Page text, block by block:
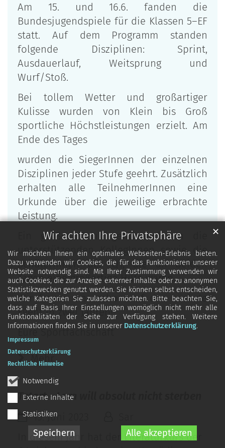
Wir achten Ihre Privatsphäre
Wir möchten Ihnen ein optimales Webseiten-Erlebnis bieten.
Dazu verwenden wir Cookies, die für das Funktionieren unserer
Website notwendig sind. Mit Ihrer Zustimmung verwenden wir
auch Cookies, die zur Anzeige externer Inhalte oder zu anonymen
Statistikzwecken genutzt werden. Sie können selbst entscheiden,
welche Kategorien Sie zulassen möchten. Bitte beachten Sie,
dass auf Basis Ihrer Einstellungen womöglich nicht mehr alle
Funktionalitäten der Seite zur Verfügung stehen. Weitere
Informationen finden Sie in unserer Datenschutzerklärung.
Notwendig
Externe Inhalte
Statistiken
Speichern Alle akzeptieren
✕
Impressum
Datenschutzerklärung
Rechtliche Hinweise
Am 15. und 16.6. fanden die
Bundesjugendspiele für die Klassen 5–EF
statt. Auf dem Programm standen
folgende Disziplinen: Sprint,
Ausdauerlauf, Weitsprung und
Wurf/Stoß.
Bei tollem Wetter und großartiger
Kulisse wurden von Klein bis Groß
sportliche Höchstleistungen erzielt. Am
Ende des Tages
wurden die SiegerInnen der einzelnen
Disziplinen jeder Stufe geehrt. Zusätzlich
erhalten alle TeilnehmerInnen eine
Urkunde über die jeweilige erbrachte
Leistung.
Ein großer Dank geht auch an die
unterstützenden KollegInnen sowie die
SchülerInnen der Q1, die an beiden
Tagen eine großartige Hilfe waren.
Wir freuen uns schon auf das nächste
Event in zwei Jahren!
Eure Sportfachschaft
Mehr
Tatort - Lara will absolut nicht sterben
15. Juni 2023
In diesem Jahr hat der Literaturkurs der